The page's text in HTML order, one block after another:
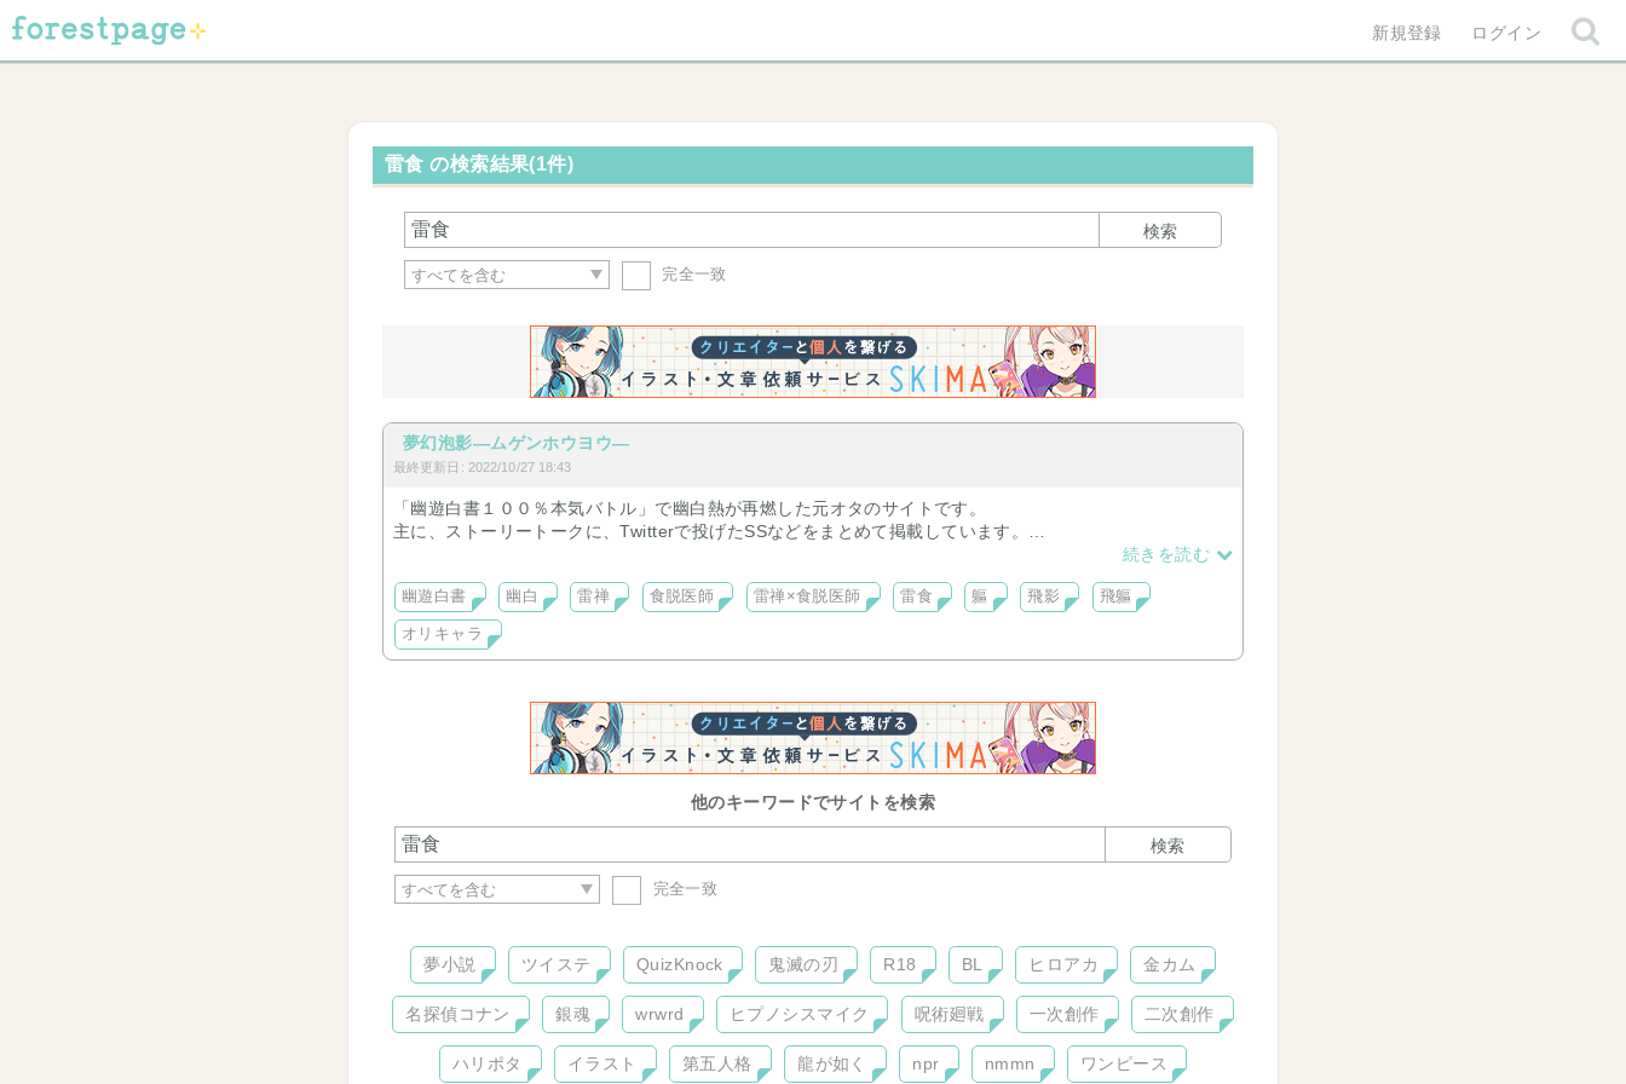
新規登録 ログイン
雷食 の検索結果(1件)
検索
完全一致
夢幻泡影―ムゲンホウヨウ―
最終更新日: 2022/10/27 18:43
「幽遊白書１００％本気バトル」で幽白熱が再燃した元オタのサイトです。
主に、ストーリートークに、Twitterで投げたSSなどをまとめて掲載しています。
続きを読む
幽遊白書 幽白 雷禅 食脱医師 雷禅×食脱医師 雷食 軀 飛影 飛軀
オリキャラ
他のキーワードでサイトを検索
検索
完全一致
夢小説 ツイステ QuizKnock 鬼滅の刃 R18 BL ヒロアカ 金カム
名探偵コナン 銀魂 wrwrd ヒプノシスマイク 呪術廻戦 一次創作 二次創作
ハリポタ イラスト 第五人格 龍が如く npr nmmn ワンピース